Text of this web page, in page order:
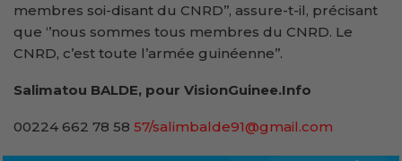
membres soi-disant du CNRD’’, assure-t-il, précisant
que ‘’nous sommes tous membres du CNRD. Le
CNRD, c’est toute l’armée guinéenne’’.
Salimatou BALDE, pour VisionGuinee.Info
00224 662 78 58 57/salimbalde91@gmail.com